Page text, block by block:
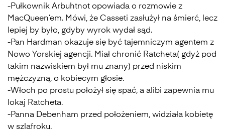
-Pułkownik Arbuhtnot opowiada o rozmowie z
MacQueen’em. Mówi, że Casseti zasłużył na śmierć, lecz
lepiej by było, gdyby wyrok wydał sąd.
-Pan Hardman okazuje się być tajemniczym agentem z
Nowo Yorskiej agencji. Miał chronić Ratcheta( gdyż pod
takim nazwiskiem był mu znany) przed niskim
mężczyzną, o kobiecym głosie.
-Włoch po prostu położył się spać, a alibi zapewnia mu
lokaj Ratcheta.
-Panna Debenham przed położeniem, widziała kobietę
w szlafroku.